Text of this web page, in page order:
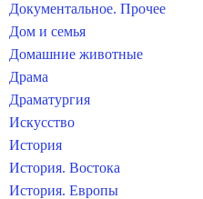
Документальное. Прочее
Дом и семья
Домашние животные
Драма
Драматургия
Искусство
История
История. Востока
История. Европы